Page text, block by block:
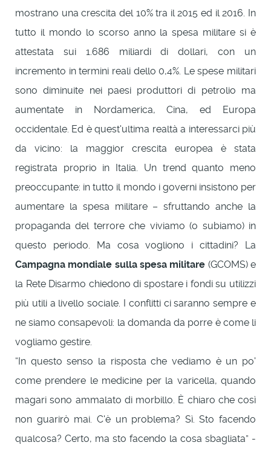
mostrano una crescita del 10% tra il 2015 ed il 2016. In
tutto il mondo lo scorso anno la spesa militare si è
attestata sui 1.686 miliardi di dollari, con un
incremento in termini reali dello 0,4%. Le spese militari
sono diminuite nei paesi produttori di petrolio ma
aumentate in Nordamerica, Cina, ed Europa
occidentale. Ed è quest'ultima realtà a interessarci più
da vicino: la maggior crescita europea è stata
registrata proprio in Italia. Un trend quanto meno
preoccupante: in tutto il mondo i governi insistono per
aumentare la spesa militare – sfruttando anche la
propaganda del terrore che viviamo (o subiamo) in
questo periodo. Ma cosa vogliono i cittadini? La
Campagna mondiale sulla spesa militare (GCOMS) e
la Rete Disarmo chiedono di spostare i fondi su utilizzi
più utili a livello sociale. I conflitti ci saranno sempre e
ne siamo consapevoli: la domanda da porre è come li
vogliamo gestire.
“In questo senso la risposta che vediamo è un po'
come prendere le medicine per la varicella, quando
magari sono ammalato di morbillo. È chiaro che così
non guarirò mai. C'è un problema? Sì. Sto facendo
qualcosa? Certo, ma sto facendo la cosa sbagliata” -